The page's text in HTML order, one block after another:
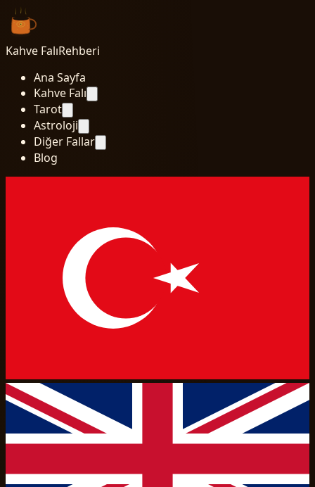
Kahve FalıRehberi
Ana Sayfa
Kahve Falı
Tarot
Astroloji
Diğer Fallar
Blog